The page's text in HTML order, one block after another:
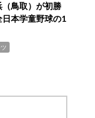
（鳥取）が初勝
本学童野球の1